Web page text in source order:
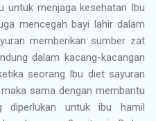
untuk menjaga kesehatan Ibu
mencegah bayi lahir dalam
memberikan sumber zat
dalam kacang-kacangan
seorang Ibu diet sayuran
sama dengan membantu
diperlukan untuk ibu hamil